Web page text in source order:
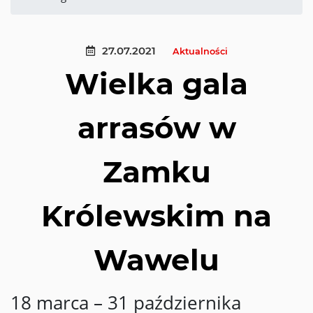
27.07.2021 Aktualności
Wielka gala
arrasów w
Zamku
Królewskim na
Wawelu
18 marca – 31 października